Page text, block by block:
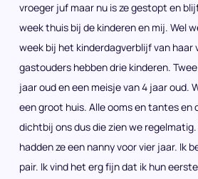
vroeger juf maar nu is ze gestopt en
week thuis bij de kinderen en mij. Wel
week bij het kinderdagverblijf van haar
gastouders hebben drie kinderen.
jaar oud en een meisje van 4 jaar oud.
een groot huis. Alle ooms en tantes en
dichtbij ons dus die zien we
hadden ze een nanny voor vier jaar. Ik
pair. Ik vind het erg fijn dat ik hun